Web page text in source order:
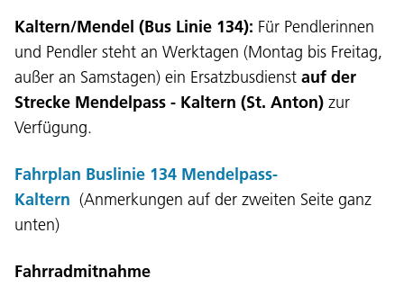
Sprache:
DEU
ITA LAD ENG
Impressum Privacy und Cookie Policy
Nutzungsbedingungen
Beschwerden
Jobs
Kaltern/Mendel (Bus Linie 134): Für Pendlerinnen
und Pendler steht an Werktagen (Montag bis Freitag,
außer an Samstagen) ein Ersatzbusdienst auf der
Strecke Mendelpass - Kaltern (St. Anton) zur
Verfügung.
Fahrplan Buslinie 134 Mendelpass-
Kaltern (Anmerkungen auf der zweiten Seite ganz
unten)
Fahrradmitnahme